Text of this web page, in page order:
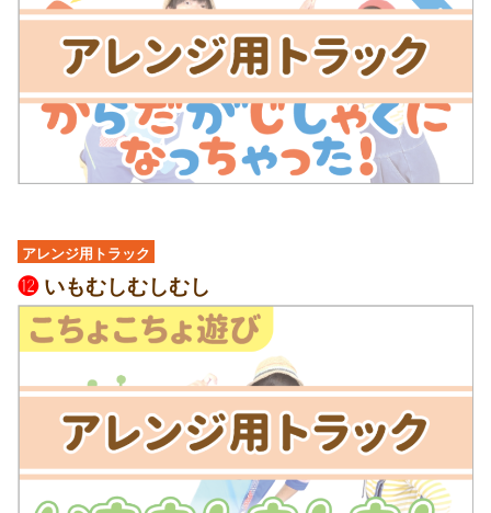
アレンジ用トラック
⓬ いもむしむしむし